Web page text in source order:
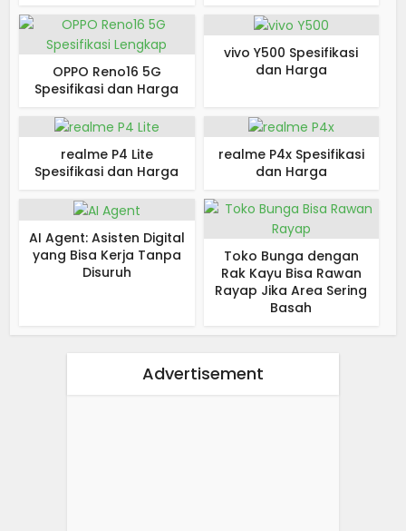
OPPO Reno16 5G
Spesifikasi dan Harga
vivo Y500 Spesifikasi
dan Harga
realme P4 Lite
Spesifikasi dan Harga
realme P4x Spesifikasi
dan Harga
AI Agent: Asisten Digital
yang Bisa Kerja Tanpa
Disuruh
Toko Bunga dengan
Rak Kayu Bisa Rawan
Rayap Jika Area Sering
Basah
Advertisement